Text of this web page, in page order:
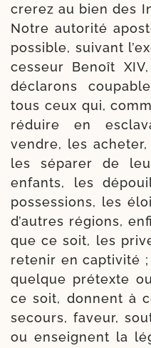
cre­rez au bien des
Notre auto­ri­té
pos­sible, sui­vant
cesseur Benoît
décla­rons
tous ceux qui,
réduire en
vendre, les
les sépa­rer de
enfants, les
pos­ses­sions, les
d’autres régions,
que ce soit, les
rete­nir en cap­ti­vi­té
quelque pré­texte
ce soit, donnent à
secours, faveur,
ou enseignent la